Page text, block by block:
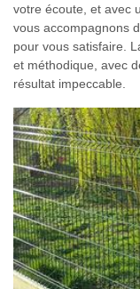
votre écoute, et avec
vous accompagnons
pour vous satisfaire.
et méthodique, avec
résultat impeccable.